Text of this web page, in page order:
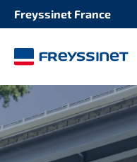
Freyssinet France
INFRASTRUCTURE
Stations de transports